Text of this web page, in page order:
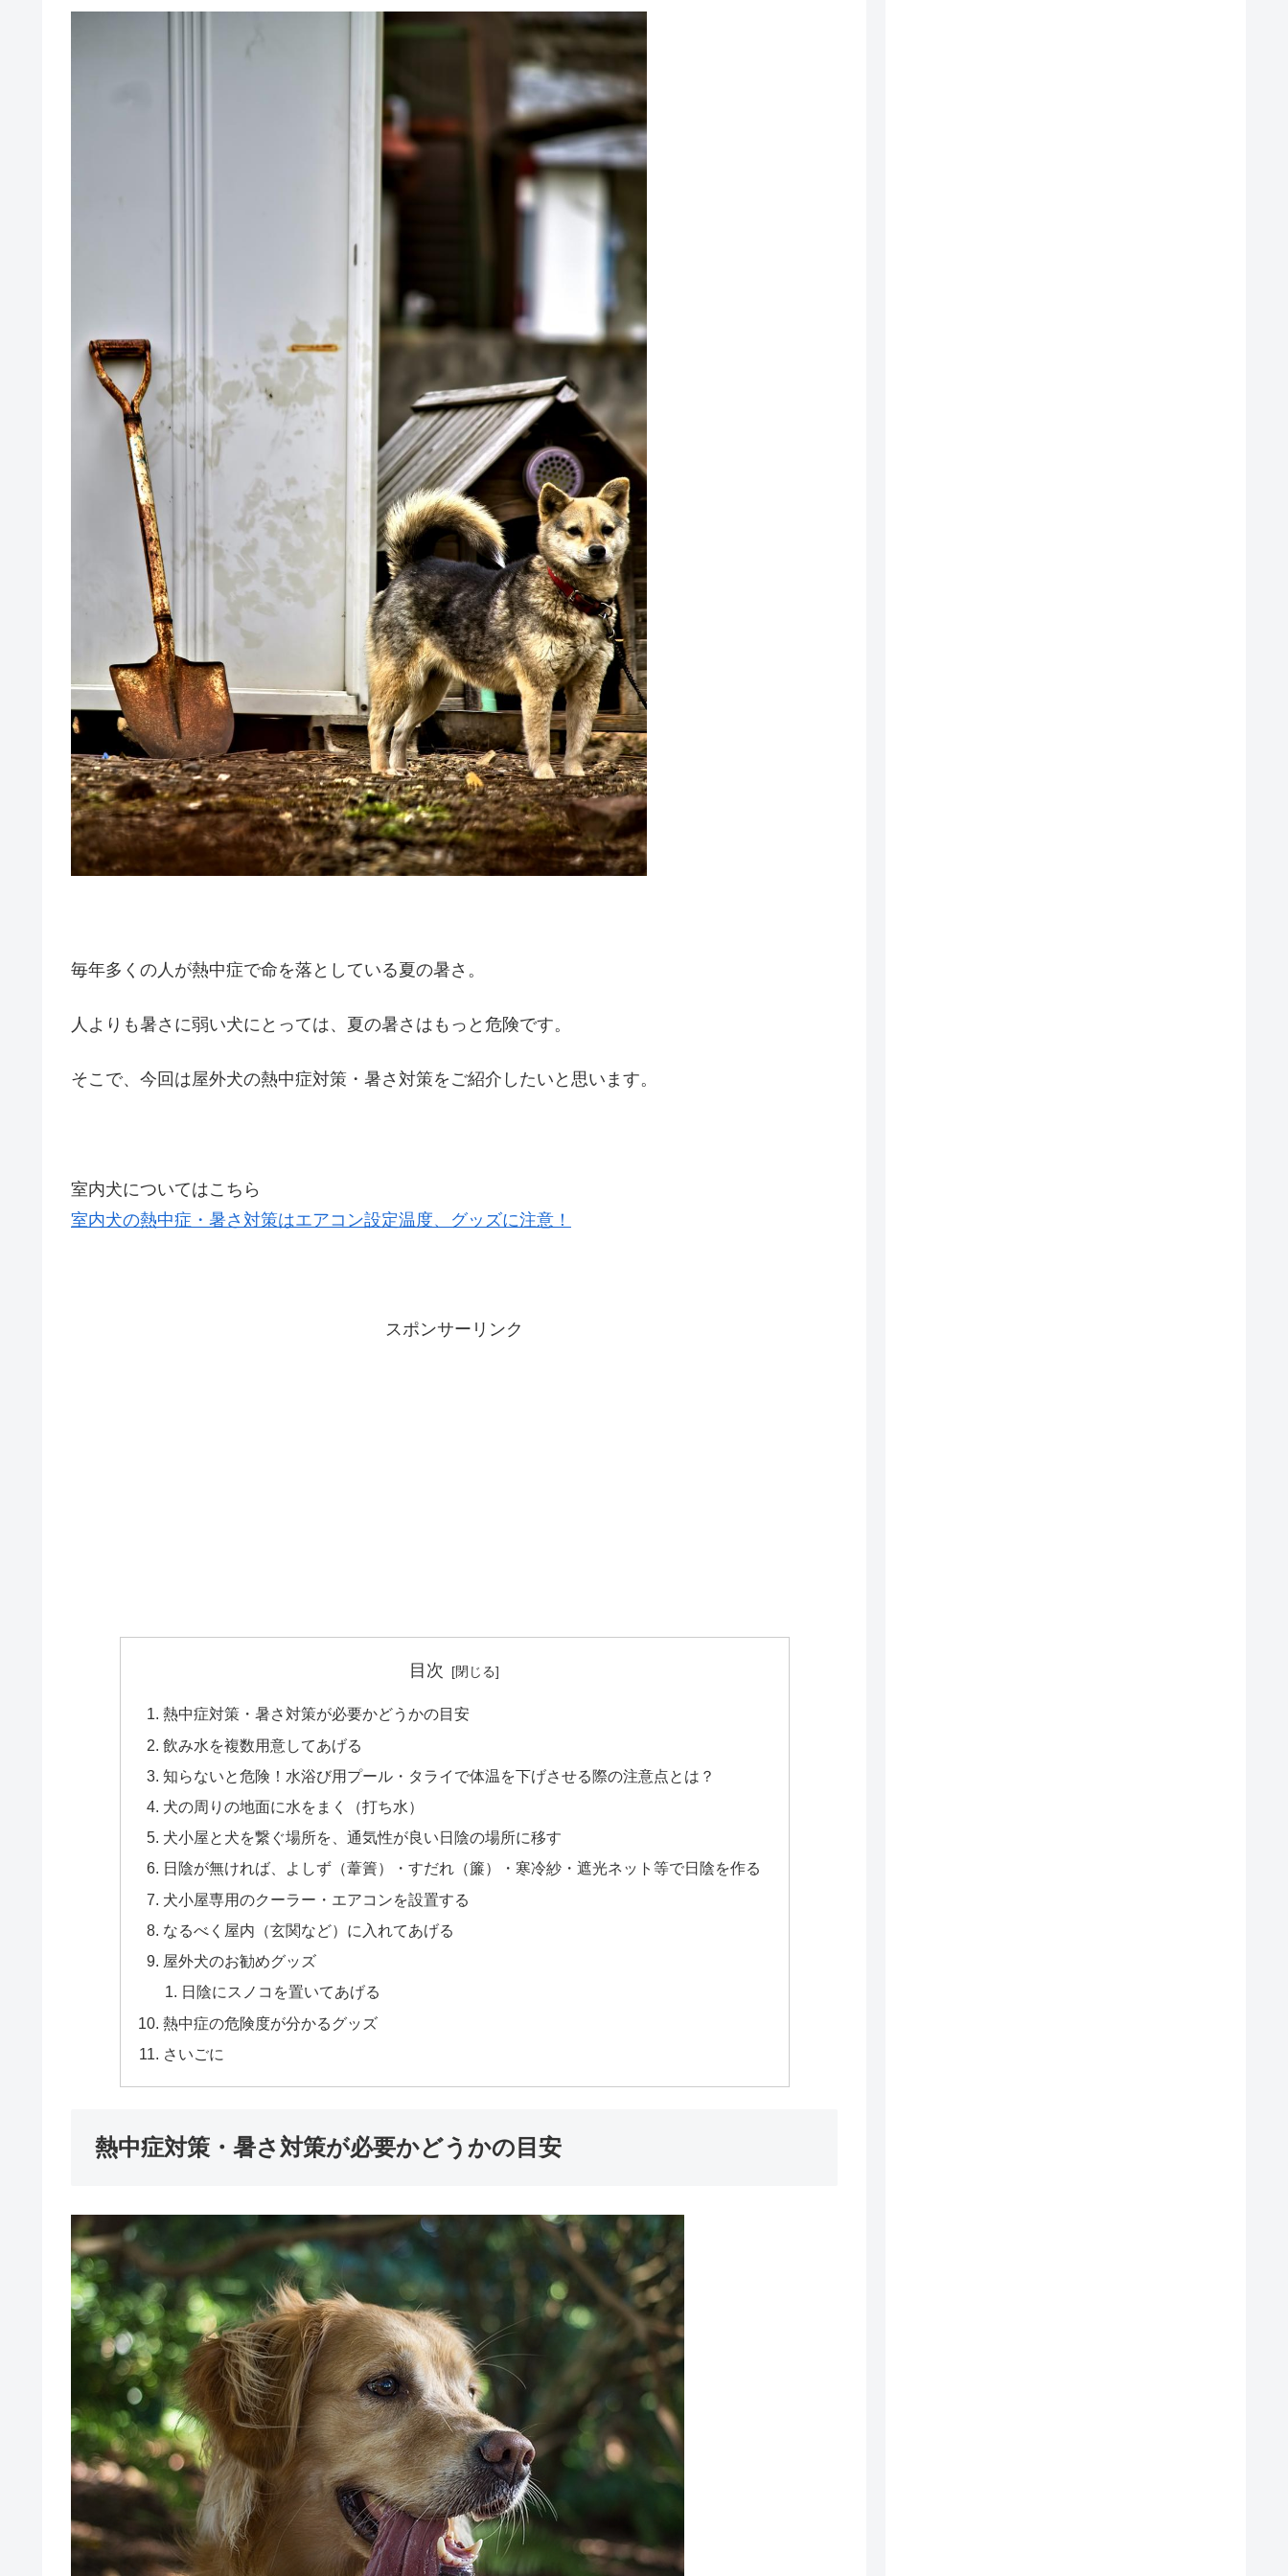
毎年多くの人が熱中症で命を落としている夏の暑さ。
人よりも暑さに弱い犬にとっては、夏の暑さはもっと危険です。
そこで、今回は屋外犬の熱中症対策・暑さ対策をご紹介したいと思います。
室内犬についてはこちら
室内犬の熱中症・暑さ対策はエアコン設定温度、グッズに注意！
スポンサーリンク
目次
熱中症対策・暑さ対策が必要かどうかの目安
飲み水を複数用意してあげる
知らないと危険！水浴び用プール・タライで体温を下げさせる際の注意点とは？
犬の周りの地面に水をまく（打ち水）
犬小屋と犬を繋ぐ場所を、通気性が良い日陰の場所に移す
日陰が無ければ、よしず（葦簀）・すだれ（簾）・寒冷紗・遮光ネット等で日陰を作る
犬小屋専用のクーラー・エアコンを設置する
なるべく屋内（玄関など）に入れてあげる
屋外犬のお勧めグッズ
日陰にスノコを置いてあげる
熱中症の危険度が分かるグッズ
さいごに
熱中症対策・暑さ対策が必要かどうかの目安